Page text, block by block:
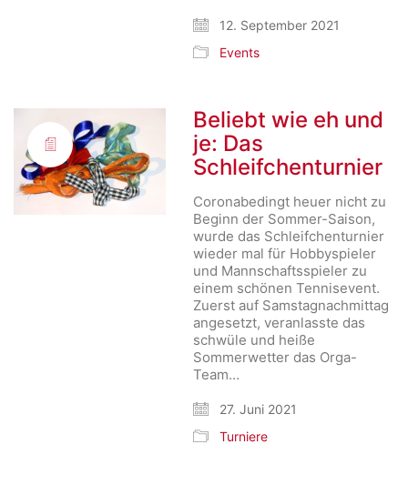
12. September 2021
Events
Beliebt wie eh und
je: Das
Schleifchenturnier
Coronabedingt heuer nicht zu
Beginn der Sommer-Saison,
wurde das Schleifchenturnier
wieder mal für Hobbyspieler
und Mannschaftsspieler zu
einem schönen Tennisevent.
Zuerst auf Samstagnachmittag
angesetzt, veranlasste das
schwüle und heiße
Sommerwetter das Orga-
Team…
27. Juni 2021
Turniere